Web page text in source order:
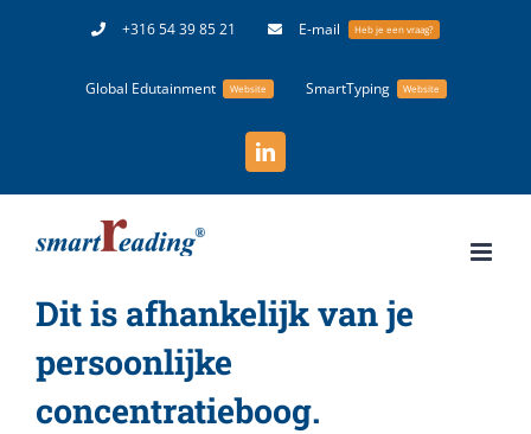
+316 54 39 85 21 E-mail Heb je een vraag?
Global Edutainment Website SmartTyping Website
LinkedIn
Dit is afhankelijk van je
persoonlijke
concentratieboog.